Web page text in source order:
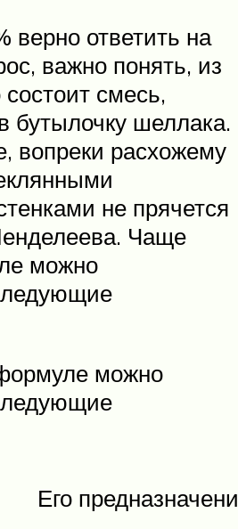
верно ответить на
важно понять, из
состоит смесь,
бутылочку шеллака.
вопреки расхожему
не прячется
Чаще
можно
можно
Его